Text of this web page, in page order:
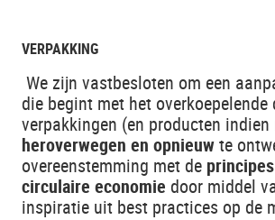
VERPAKKING
We zijn vastbesloten om een
die begint met het overkoepelende
verpakkingen (en producten
heroverwegen en opnieuwte
overeenstemming met de
circulaire economie door middel
inspiratie uit best practices op de